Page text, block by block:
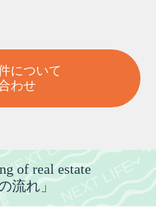
について
わせ
of real estate
流れ」